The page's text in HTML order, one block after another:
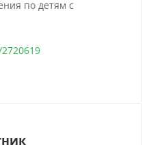
по детям с